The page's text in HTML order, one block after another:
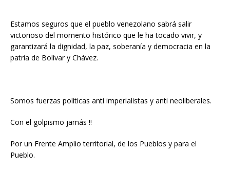
Estamos seguros que el pueblo venezolano sabrá salir
victorioso del momento histórico que le ha tocado vivir, y
garantizará la dignidad, la paz, soberanía y democracia en la
patria de Bolívar y Chávez.
Somos fuerzas políticas anti imperialistas y anti neoliberales.
Con el golpismo jamás !!
Por un Frente Amplio territorial, de los Pueblos y para el
Pueblo.